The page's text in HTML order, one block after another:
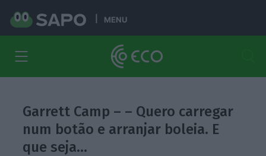
MENU
Garrett Camp – – Quero carregar
num botão e arranjar boleia. E
que seja…